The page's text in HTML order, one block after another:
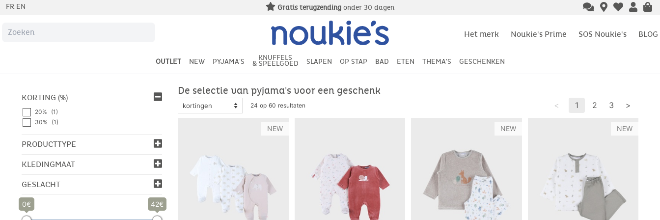
FR EN Gratis leveringvanaf 49€ aankoop
Het merk Noukie's Prime SOS Noukie's BLOG
OUTLET NEW PYJAMA'S KNUFFELS
& SPEELGOED SLAPEN OP STAP BAD ETEN THEMA'S GESCHENKEN
KORTING (%)
20%
(1)
30%
(1)
PRODUCTTYPE
KLEDINGMAAT
GESLACHT
0 42
De selectie van pyjama's voor een geschenk
24 op 60 resultaten < 1 2 3 >
NEW NEW NEW